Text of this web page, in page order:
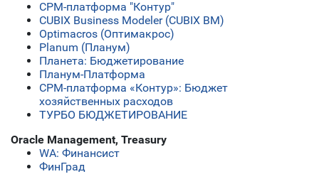
CPM-платформа "Контур"
CUBIX Business Modeler (CUBIX BM)
Optimacros (Оптимакрос)
Planum (Планум)
Планета: Бюджетирование
Планум-Платформа
СРМ-платформа «Контур»: Бюджет
хозяйственных расходов
ТУРБО БЮДЖЕТИРОВАНИЕ
Oracle Management, Treasury
WA: Финансист
ФинГрад